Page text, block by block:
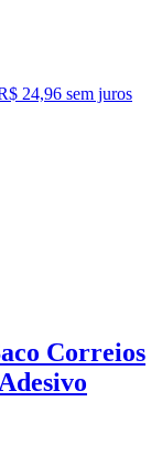
24,96 sem juros
Correios